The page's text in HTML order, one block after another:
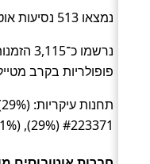
נמצאו 513 נסיעות אוטובוס (כ־1.4 ליום).
נרשמו
פופולריות בקרב
#223371 (29%), Jerantut Bus Station (21%).